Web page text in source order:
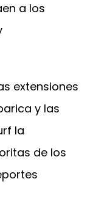
a los
extensiones
y las
la
de los